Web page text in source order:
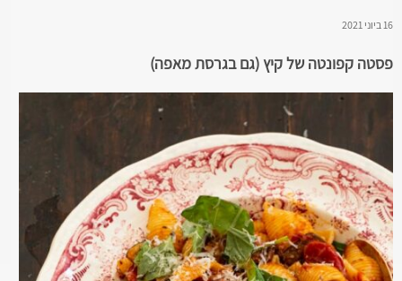
16 ביוני 2021
פסטה קפונטה של קיץ (גם בגרסת מאפה)